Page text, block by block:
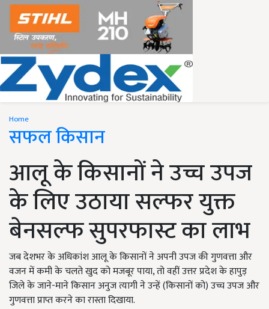
Home
सफल किसान
आलू के किसानों ने उच्च उपज
के लिए उठाया सल्फर युक्त
बेनसल्फ सुपरफास्ट का लाभ
जब देशभर के अधिकांश आलू के किसानों ने अपनी उपज की गुणवत्ता और
वजन में कमी के चलते खुद को मजबूर पाया, तो वहीं उत्तर प्रदेश के हापुड़
जिले के जाने-माने किसान अनुज त्यागी ने उन्हें (किसानों को) उच्च उपज और
गुणवत्ता प्राप्त करने का रास्ता दिखाया.